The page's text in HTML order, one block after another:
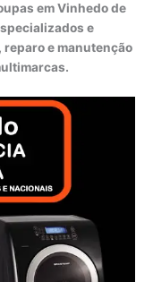
em Vinhedo de
e
e manutenção